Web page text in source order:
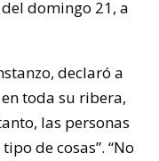
domingo 21, a
declaró a
toda su ribera,
las personas
de cosas”. “No